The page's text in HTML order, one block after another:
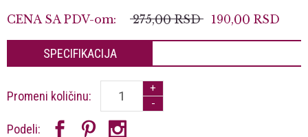
CENA SA PDV-om: 275,00RSD 190,00 RSD
SPECIFIKACIJA
Promeni količinu:
+
-
Podeli: